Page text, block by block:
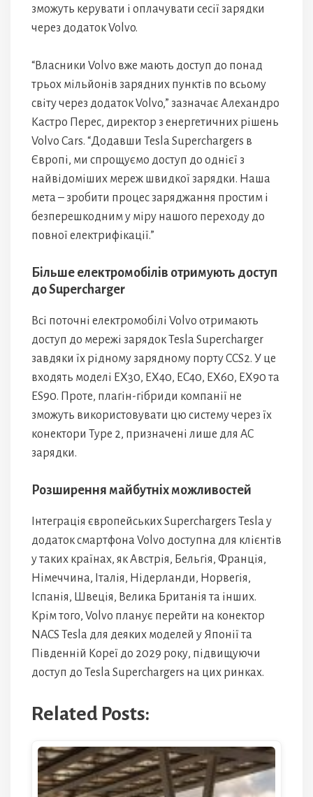
зможуть керувати і оплачувати сесії зарядки
через додаток Volvo.
“Власники Volvo вже мають доступ до понад
трьох мільйонів зарядних пунктів по всьому
світу через додаток Volvo,” зазначає Алехандро
Кастро Перес, директор з енергетичних рішень
Volvo Cars. “Додавши Tesla Superchargers в
Європі, ми спрощуємо доступ до однієї з
найвідоміших мереж швидкої зарядки. Наша
мета – зробити процес заряджання простим і
безперешкодним у міру нашого переходу до
повної електрифікації.”
Більше електромобілів отримують доступ
до Supercharger
Всі поточні електромобілі Volvo отримають
доступ до мережі зарядок Tesla Supercharger
завдяки їх рідному зарядному порту CCS2. У це
входять моделі EX30, EX40, EC40, EX60, EX90 та
ES90. Проте, плагін-гібриди компанії не
зможуть використовувати цю систему через їх
конектори Type 2, призначені лише для AC
зарядки.
Розширення майбутніх можливостей
Інтеграція європейських Superchargers Tesla у
додаток смартфона Volvo доступна для клієнтів
у таких країнах, як Австрія, Бельгія, Франція,
Німеччина, Італія, Нідерланди, Норвегія,
Іспанія, Швеція, Велика Британія та інших.
Крім того, Volvo планує перейти на конектор
NACS Tesla для деяких моделей у Японії та
Південній Кореї до 2029 року, підвищуючи
доступ до Tesla Superchargers на цих ринках.
Related Posts: